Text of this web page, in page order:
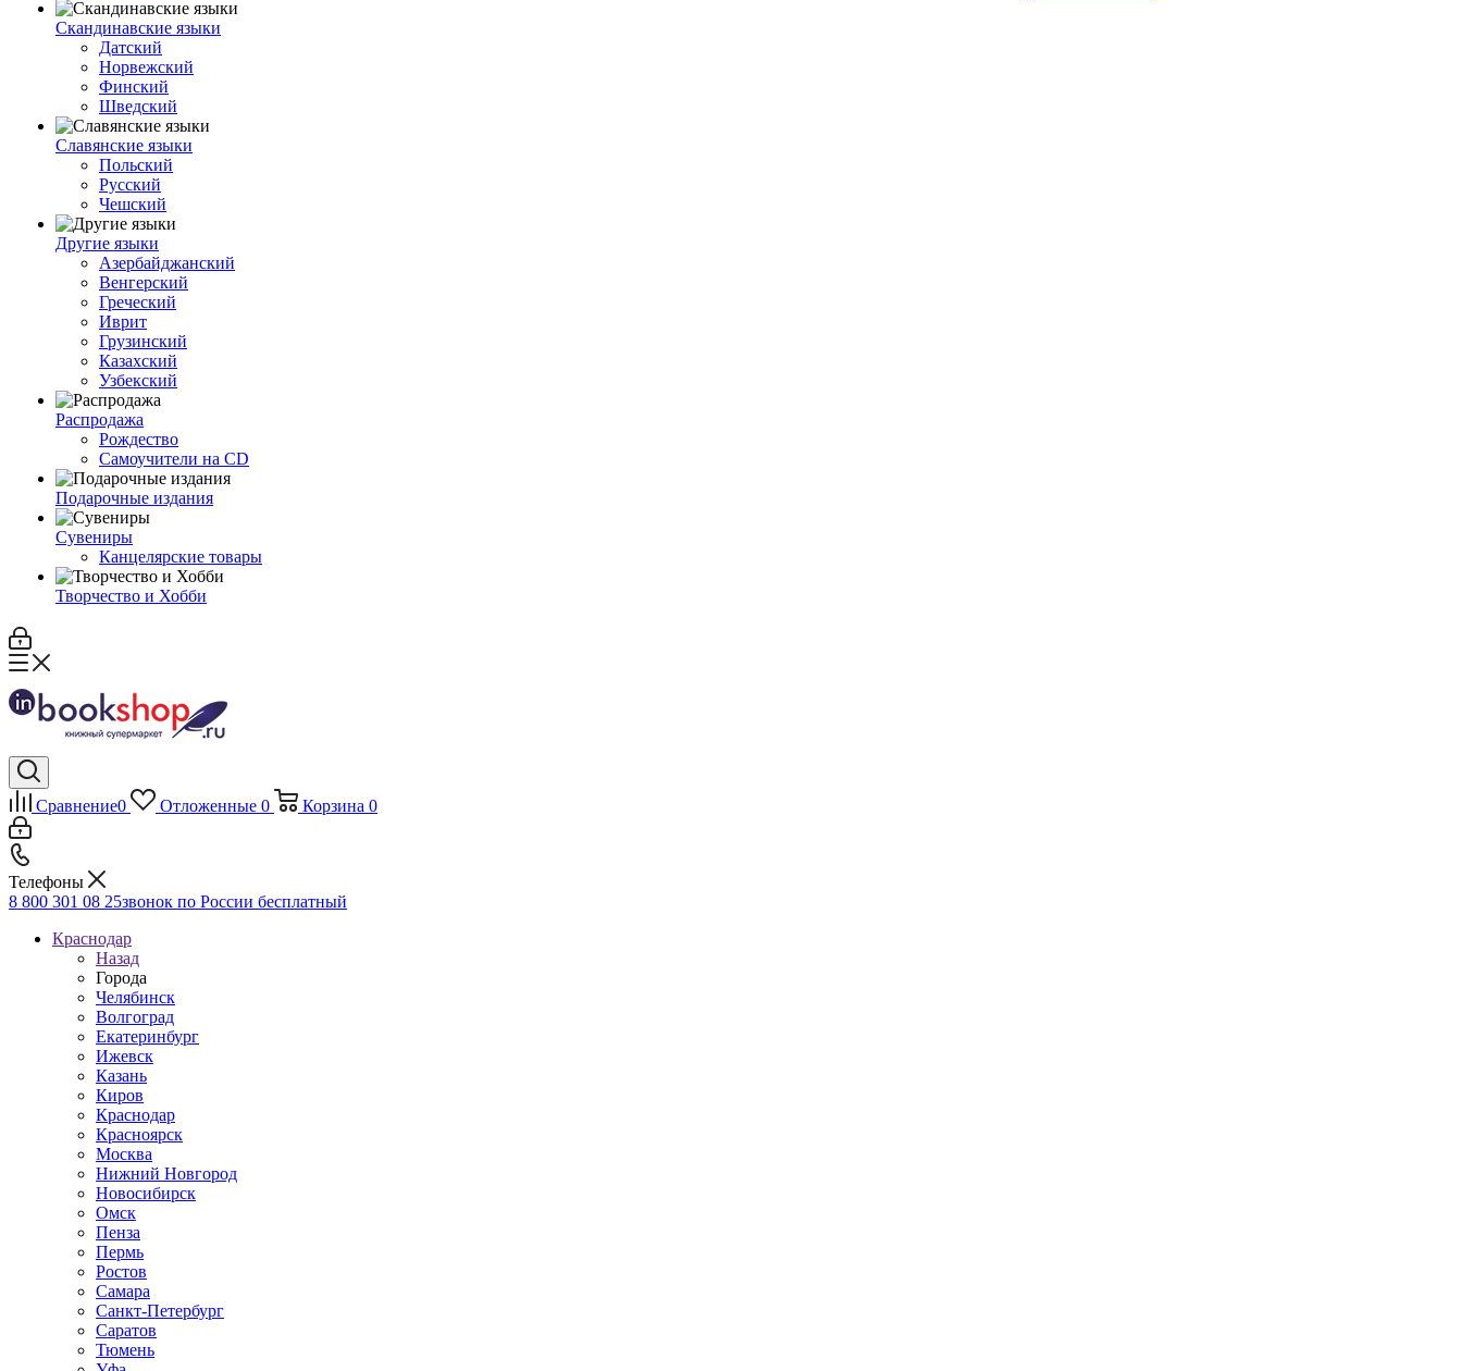
Скандинавские языки
Датский
Норвежский
Финский
Шведский
Славянские языки
Польский
Русский
Чешский
Другие языки
Азербайджанский
Венгерский
Греческий
Иврит
Грузинский
Казахский
Узбекский
Распродажа
Рождество
Самоучители на CD
Подарочные издания
Сувениры
Канцелярские товары
Творчество и Хобби
Сравнение0 Отложенные 0 Корзина 0
Телефоны
8 800 301 08 25звонок по России бесплатный
Краснодар
Назад
Города
Челябинск
Волгоград
Екатеринбург
Ижевск
Казань
Киров
Краснодар
Красноярск
Москва
Нижний Новгород
Новосибирск
Омск
Пенза
Пермь
Ростов
Самара
Санкт-Петербург
Саратов
Тюмень